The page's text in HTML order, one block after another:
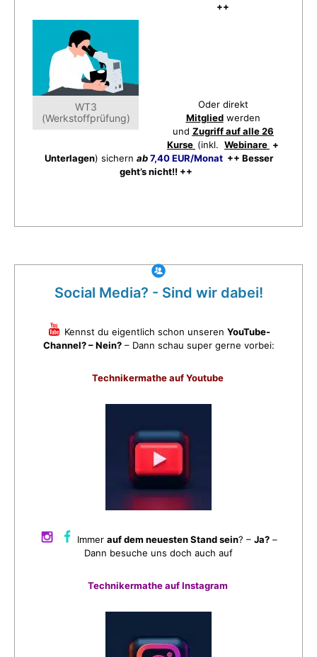
WT3
(Werkstoffprüfung)
++
Oder direkt
Mitgliedwerden
und Zugriff auf alle 26
Kurse (inkl. Webinare +
Unterlagen) sichern ab7,40 EUR/Monat++ Besser
geht’s nicht!! ++
Social Media? - Sind wir dabei!
Kennst du eigentlich schon unseren YouTube-
Channel? – Nein?– Dann schau super gerne vorbei:
Technikermathe auf Youtube
Immerauf dem neuesten Stand sein? –Ja? –
Dann besuche uns doch auch auf
Technikermathe auf Instagram